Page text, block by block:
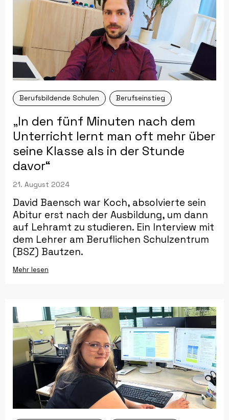
Fortbildung FSJ Pädagogik Grundschule
Gymnasium Inklusion Integration
Karrierechancen Lehramtsstudium
Lehrerausbildung MINT Oberschule
Projekt Sächsische Regionen Schulassistenz
Schulfach Seiteneinstieg Veranstaltung
Vorbereitungsdienst Weiterbildung
Berufsbildende Schulen Berufseinstieg
„In den fünf Minuten nach dem
Unterricht lernt man oft mehr über
seine Klasse als in der Stunde
davor“
21. August 2024
David Baensch war Koch, absolvierte sein
Abitur erst nach der Ausbildung, um dann
auf Lehramt zu studieren. Ein Interview mit
dem Lehrer am Beruflichen Schulzentrum
(BSZ) Bautzen.
Mehr lesen